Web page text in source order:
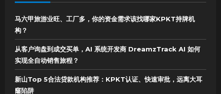
马六甲旅游业旺、工厂多，你的资金需求该找哪家KPKT持牌机
构？
从客户询盘到成交买单，AI 系统开发商 DreamzTrack AI 如何
实现全自动销售旅程？
新山Top 5合法贷款机构推荐：KPKT认证、快速审批，远离大耳
窿陷阱